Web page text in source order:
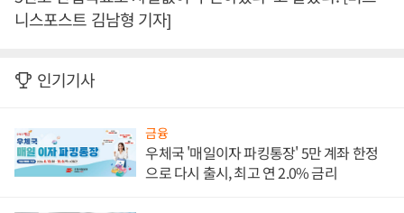
니스포스트 김남형 기자]
인기기사
금융
우체국 '매일이자 파킹통장' 5만 계좌 한정
으로 다시 출시, 최고 연 2.0% 금리